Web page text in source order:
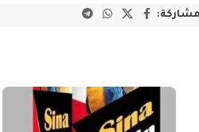
مشاركة: